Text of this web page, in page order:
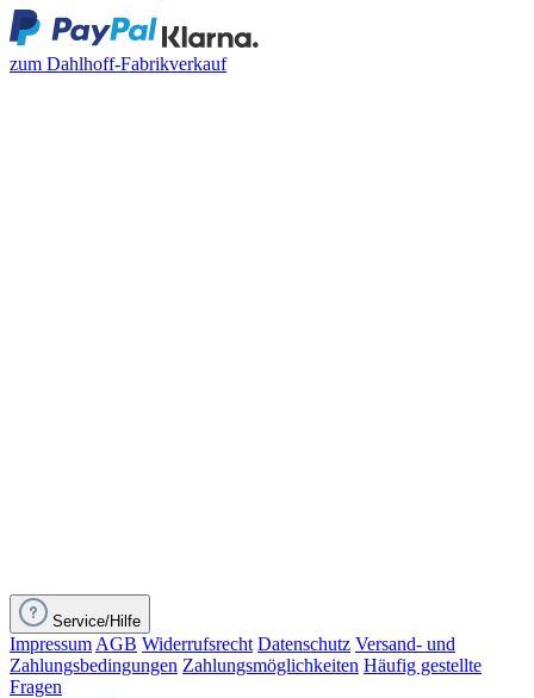
zum Dahlhoff-Fabrikverkauf
Service/Hilfe
Impressum AGB Widerrufsrecht Datenschutz Versand- und
Zahlungsbedingungen Zahlungsmöglichkeiten Häufig gestellte
Fragen